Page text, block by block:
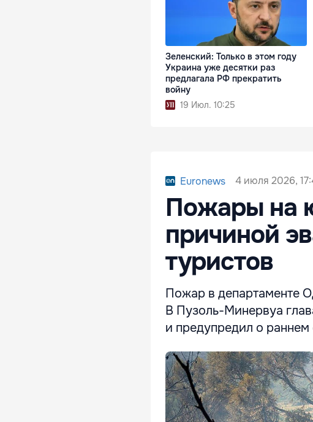
Зеленский: Только в этом году
Украина уже десятки раз
предлагала РФ прекратить
войну
19 Июл. 10:25
Euronews 4 июля 2026,
Пожары на
причиной
туристов
Пожар в департаменте
В Пузоль-Минервуа
и предупредил о